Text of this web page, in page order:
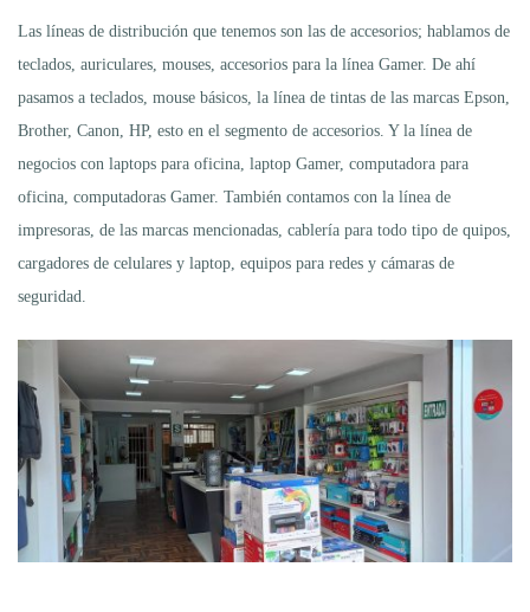
Las líneas de distribución que tenemos son las de accesorios; hablamos de
teclados, auriculares, mouses, accesorios para la línea Gamer. De ahí
pasamos a teclados, mouse básicos, la línea de tintas de las marcas Epson,
Brother, Canon, HP, esto en el segmento de accesorios. Y la línea de
negocios con laptops para oficina, laptop Gamer, computadora para
oficina, computadoras Gamer. También contamos con la línea de
impresoras, de las marcas mencionadas, cablería para todo tipo de quipos,
cargadores de celulares y laptop, equipos para redes y cámaras de
seguridad.